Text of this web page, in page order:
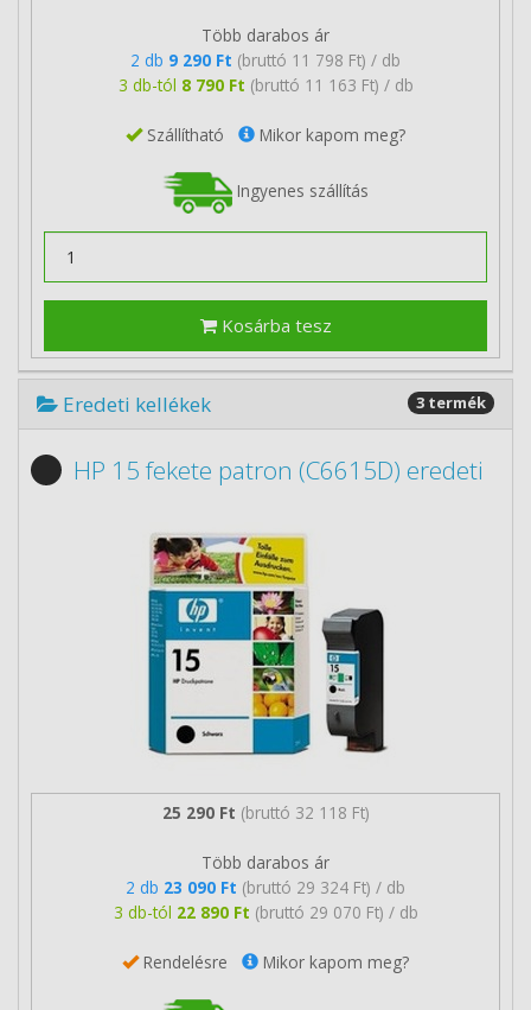
Több darabos ár
2 db 9 290 Ft (bruttó 11 798 Ft) / db
3 db-tól 8 790 Ft (bruttó 11 163 Ft) / db
Szállítható Mikor kapom meg?
Ingyenes szállítás
Kosárba tesz
Eredeti kellékek 3 termék
HP 15 fekete patron (C6615D) eredeti
25 290 Ft (bruttó 32 118 Ft)
Több darabos ár
2 db 23 090 Ft (bruttó 29 324 Ft) / db
3 db-tól 22 890 Ft (bruttó 29 070 Ft) / db
Rendelésre Mikor kapom meg?